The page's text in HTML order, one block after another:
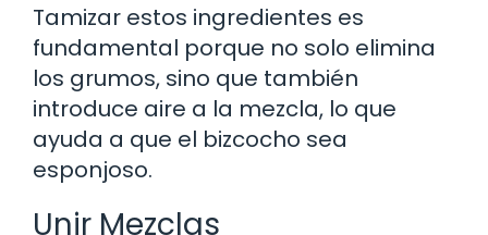
Tamizar estos ingredientes es
fundamental porque no solo elimina
los grumos, sino que también
introduce aire a la mezcla, lo que
ayuda a que el bizcocho sea
esponjoso.
Unir Mezclas